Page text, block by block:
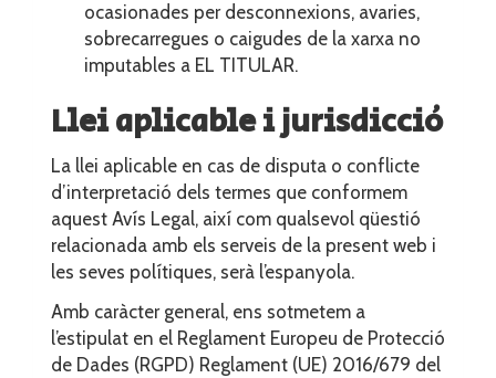
ocasionades per desconnexions, avaries,
sobrecarregues o caigudes de la xarxa no
imputables a EL TITULAR.
Llei aplicable i jurisdicció
La llei aplicable en cas de disputa o conflicte
d’interpretació dels termes que conformem
aquest Avís Legal, així com qualsevol qüestió
relacionada amb els serveis de la present web i
les seves polítiques, serà l’espanyola.
Amb caràcter general, ens sotmetem a
l’estipulat en el Reglament Europeu de Protecció
de Dades (RGPD) Reglament (UE) 2016/679 del